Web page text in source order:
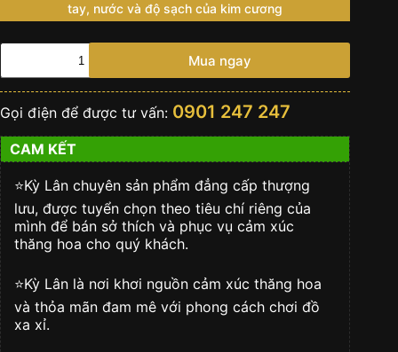
tay, nước và độ sạch của kim cương
Đồng
Date
36
mặt
ngọc
trai
kim
cương
128238-
0011
số
lượng
Mua ngay
Gọi điện để được tư vấn: 0901 247 247
CAM KẾT
⭐️Kỳ Lân chuyên sản phẩm đẳng cấp thượng
lưu, được tuyển chọn theo tiêu chí riêng của
mình để bán sở thích và phục vụ cảm xúc
thăng hoa cho quý khách.
⭐️Kỳ Lân là nơi khơi nguồn cảm xúc thăng hoa
và thỏa mãn đam mê với phong cách chơi đồ
xa xỉ.